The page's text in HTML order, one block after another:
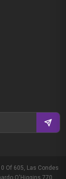
Of 605, Las Condes